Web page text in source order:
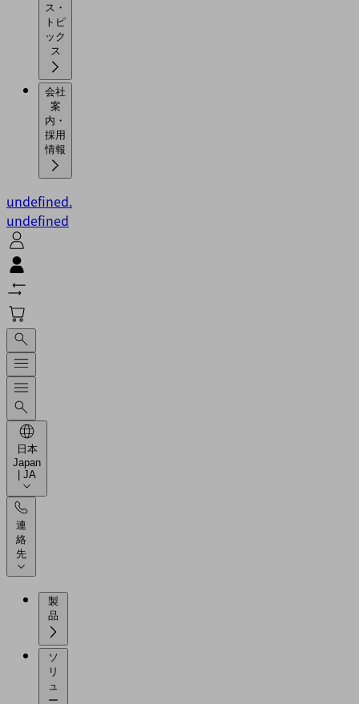
ス・
トピ
ック
会社
案
内・
採用
情報
undefined.
undefined
日本
Japan
| JA
連
絡
先
製
ソ
リ
ュ
ー